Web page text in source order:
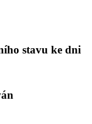
stavu ke dni